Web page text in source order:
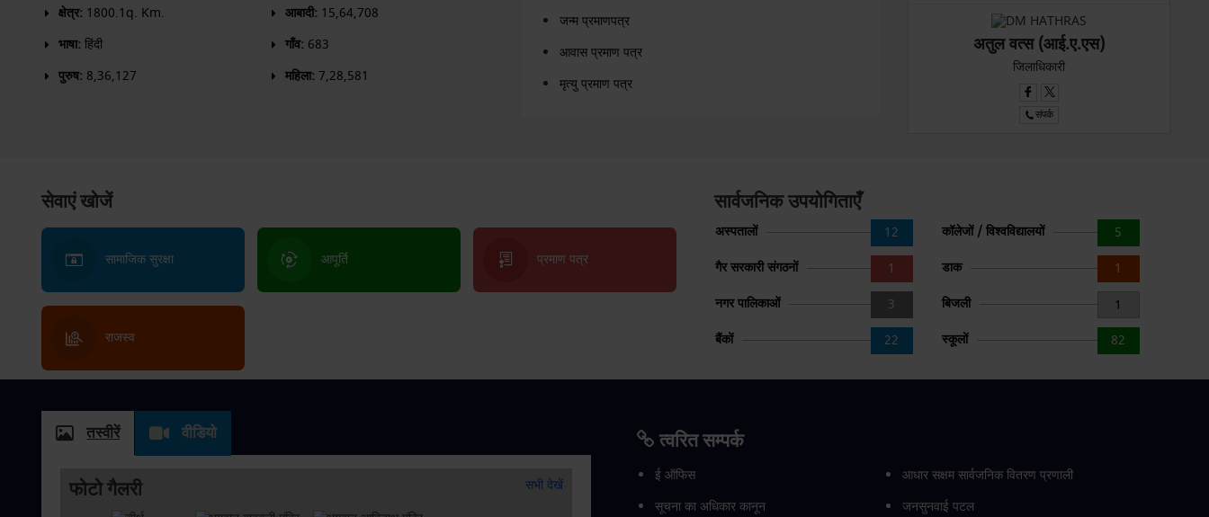
क्षेत्र: 1800.1q. Km. आबादी: 15,64,708
भाषा:हिंदी गाँव: 683
पुरुष: 8,36,127 महिला:7,28,581
जन्म प्रमाणपत्र
आवास प्रमाण पत्र
मृत्यु प्रमाण पत्र
अतुल वत्स (आई.ए.एस)
जिलाधिकारी
संपर्क
सेवाएं खोजें
सामाजिक सुरक्षा आपूर्ति प्रमाण पत्र
राजस्व
सार्वजनिक उपयोगिताएँ
12
अस्पतालों 5
कॉलेजों / विश्वविद्यालयों
1
गैर सरकारी संगठनों 1
डाक
3
नगर पालिकाओं 1
बिजली
22
बैंकों 82
स्कूलों
तस्वीरें वीडियो
फोटो गैलरी सभी देखें
त्वरित सम्पर्क
ई ऑफिस
आधार सक्षम सार्वजनिक वितरण प्रणाली
सूचना का अधिकार कानून
जनसुनवाई पटल